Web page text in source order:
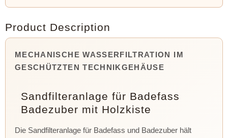
Product Description
MECHANISCHE WASSERFILTRATION IM
GESCHÜTZTEN TECHNIKGEHÄUSE
Sandfilteranlage für Badefass
Badezuber mit Holzkiste
Die Sandfilteranlage für Badefass und Badezuber hält